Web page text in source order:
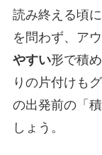
読み終える頃
を問わず、ア
やすい形で積
りの片付けも
の出発前の「
しょう。